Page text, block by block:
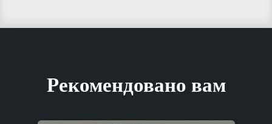
Рекомендовано вам